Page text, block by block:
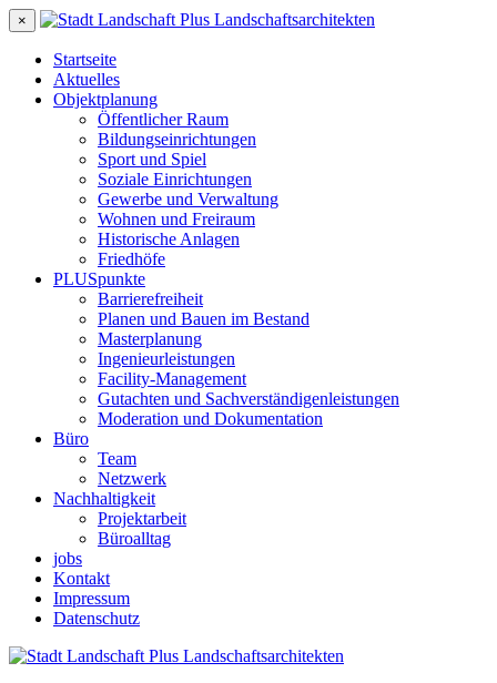
×
Startseite
Aktuelles
Objektplanung
Öffentlicher Raum
Bildungseinrichtungen
Sport und Spiel
Soziale Einrichtungen
Gewerbe und Verwaltung
Wohnen und Freiraum
Historische Anlagen
Friedhöfe
PLUSpunkte
Barrierefreiheit
Planen und Bauen im Bestand
Masterplanung
Ingenieurleistungen
Facility-Management
Gutachten und Sachverständigenleistungen
Moderation und Dokumentation
Büro
Team
Netzwerk
Nachhaltigkeit
Projektarbeit
Büroalltag
jobs
Kontakt
Impressum
Datenschutz